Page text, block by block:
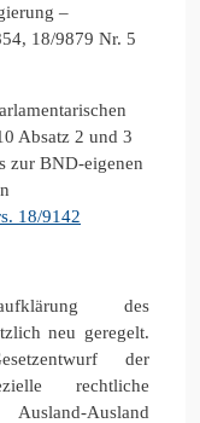
–
18/9879 Nr. 5
Absatz 2 und 3
zur BND-eigenen
18/9142
des
neu geregelt.
der
rechtliche
Ausland